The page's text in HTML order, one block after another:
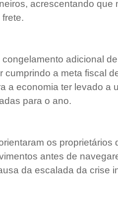
acrescentando que
adicional
cumprindo a meta fiscal
a economia ter levado a
para o ano.
os proprietários
antes de
da escalada da crise